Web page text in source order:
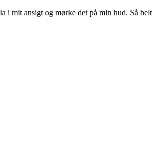
i mit ansigt og mørke det på min hud. Så helt